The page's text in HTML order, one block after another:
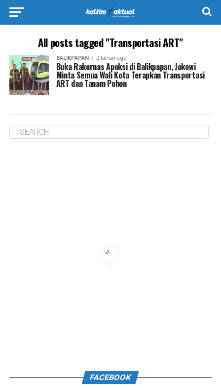
All posts tagged "Transportasi ART"
BALIKPAPAN 2 tahun ago
Buka Rakernas Apeksi di Balikpapan, Jokowi
Minta Semua Wali Kota Terapkan Transportasi
ART dan Tanam Pohon
FACEBOOK